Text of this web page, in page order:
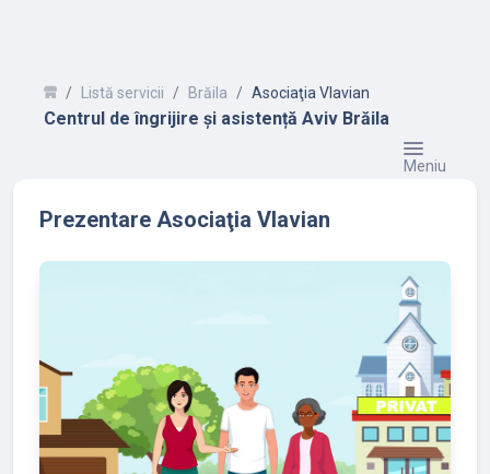
Listă servicii Brăila Asociaţia Vlavian
Centrul de îngrijire și asistență Aviv Brăila
Meniu
Prezentare Asociaţia Vlavian